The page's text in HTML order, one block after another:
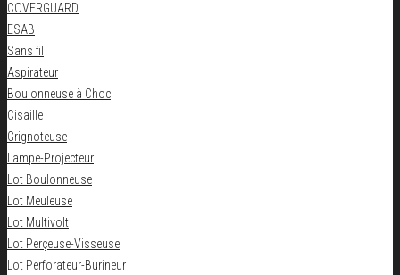
COVERGUARD
ESAB
Sans fil
Aspirateur
Boulonneuse à Choc
Cisaille
Grignoteuse
Lampe-Projecteur
Lot Boulonneuse
Lot Meuleuse
Lot Multivolt
Lot Perçeuse-Visseuse
Lot Perforateur-Burineur